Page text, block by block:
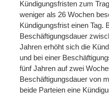
Kündigungsfristen zum
weniger als 26 Wochen
Kündigungsfrist einen Tag.
Beschäftigungsdauer
Jahren erhöht sich die
und bei einer
fünf Jahren auf zwei
Beschäftigungsdauer von
beide Parteien eine